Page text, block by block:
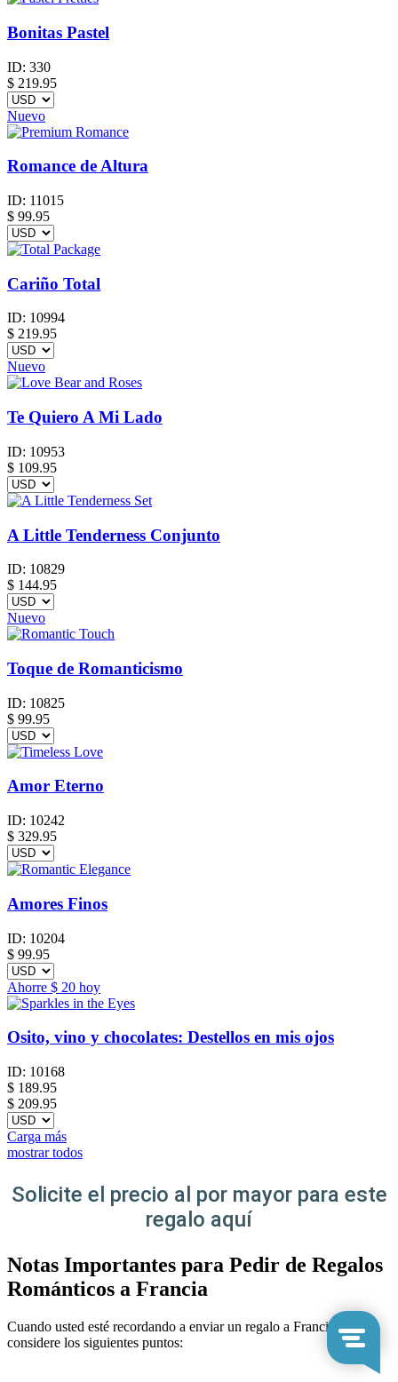
Bonitas Pastel
ID: 330
$ 219.95
Nuevo
Romance de Altura
ID: 11015
$ 99.95
Cariño Total
ID: 10994
$ 219.95
Nuevo
Te Quiero A Mi Lado
ID: 10953
$ 109.95
A Little Tenderness Conjunto
ID: 10829
$ 144.95
Nuevo
Toque de Romanticismo
ID: 10825
$ 99.95
Amor Eterno
ID: 10242
$ 329.95
Amores Finos
ID: 10204
$ 99.95
Ahorre $ 20 hoy
Osito, vino y chocolates: Destellos en mis ojos
ID: 10168
$ 189.95
$ 209.95
Carga más
mostrar todos
Solicite el precio al por mayor para este
regalo aquí
Notas Importantes para Pedir de Regalos
Románticos a Francia
Cuando usted esté recordando a enviar un regalo a Francia,
considere los siguientes puntos: